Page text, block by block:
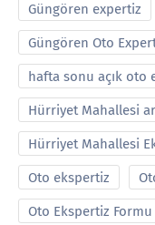
Güngören expertiz
Güngören Oto
hafta sonu açık oto
Hürriyet Mahallesi
Hürriyet Mahallesi
Oto ekspertiz
Oto Ekspertiz Formu